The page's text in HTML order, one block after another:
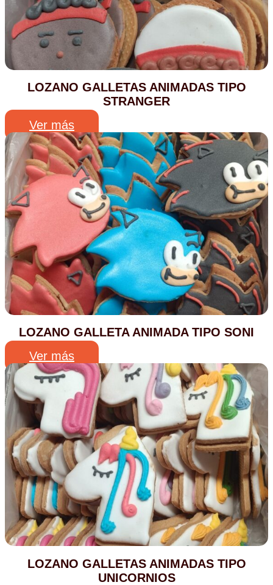
LOZANO GALLETAS ANIMADAS TIPO
STRANGER
Ver más
LOZANO GALLETA ANIMADA TIPO SONI
Ver más
LOZANO GALLETAS ANIMADAS TIPO
UNICORNIOS